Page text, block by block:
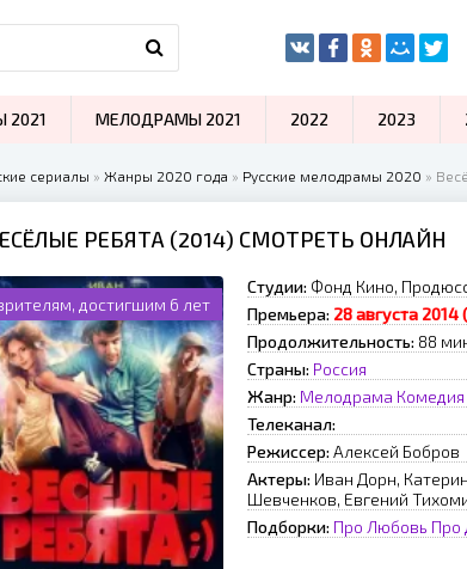
сериалы » Жанры 2020 года » Русские мелодрамы 2020 »
РЕБЯТА (2014) СМОТРЕТЬ ОНЛАЙН
достигшим 6 лет
Студии: Фонд Кино,
Премьера: 28 августа 2014
Продолжительность: 88
Страны: Россия
Жанр: Мелодрама Комедия
Телеканал:
Режиссер: Алексей Бобров
Актеры: Иван Дорн,
Шевченков, Евгений
Подборки: Про Любовь Про
2021 МЕЛОДРАМЫ 2021 2022 2023